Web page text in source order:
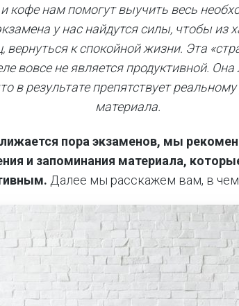
кофе нам помогут выучить весь
у нас найдутся силы, чтобы из
вернуться к спокойной жизни. Эта
вовсе не является продуктивной.
в результате препятствует
материала.
пора экзаменов, мы
и запоминания материала,
Далее мы расскажем вам, в чем